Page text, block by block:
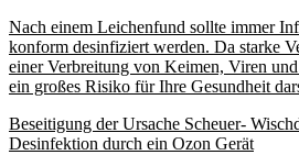
Nach einem Leichenfund sollte immer
konform desinfiziert werden. Da starke
einer Verbreitung von Keimen, Viren
ein großes Risiko für Ihre Gesundheit
Beseitigung der Ursache Scheuer-
Desinfektion durch ein Ozon Gerät